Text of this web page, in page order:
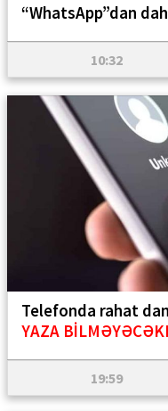
“WhatsApp”dan
10:32
Telefonda rahat
YAZA
19:59